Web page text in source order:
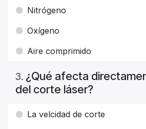
Nitrógeno
Oxígeno
Aire comprimido
3. ¿Qué afecta
del corte láser?
La velcidad de corte